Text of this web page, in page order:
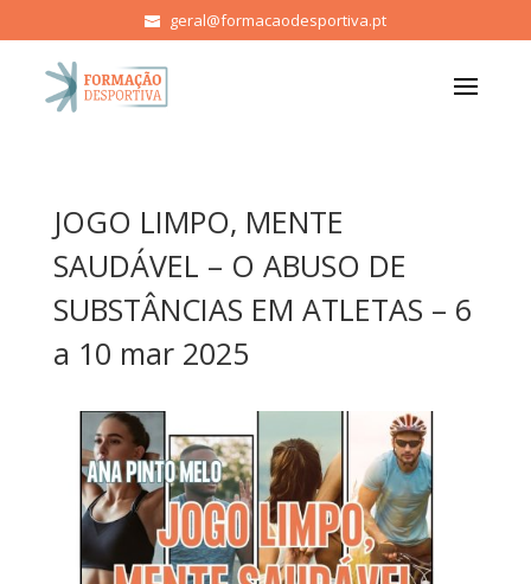
geral@formacaodesportiva.pt
JOGO LIMPO, MENTE
SAUDÁVEL – O ABUSO DE
SUBSTÂNCIAS EM ATLETAS – 6
a 10 mar 2025